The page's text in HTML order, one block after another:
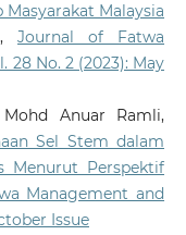
Masyarakat Malaysia
,Journal of Fatwa
28 No. 2 (2023): May
Anuar Ramli,
Sel Stem dalam
Menurut Perspektif
Management and
Issue